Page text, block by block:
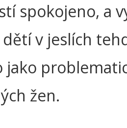
spokojeno, a
v jeslích
jako
žen.